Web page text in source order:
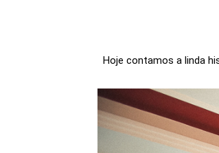
Hoje contamos a linda